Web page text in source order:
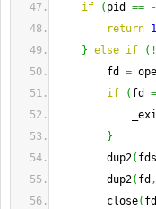
if
( pid == -
return 1
} else if ( !
fd =
if
( fd
}
dup2( fds
dup2( fd ,
close(